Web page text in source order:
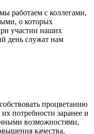
работаем с коллегами,
о которых
участии наших
день служат нам
процветанию
потребности заранее и
возможностями,
качества,